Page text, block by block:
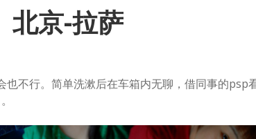
京-拉萨
不行。简单洗漱后在车箱内无聊，借同事的psp